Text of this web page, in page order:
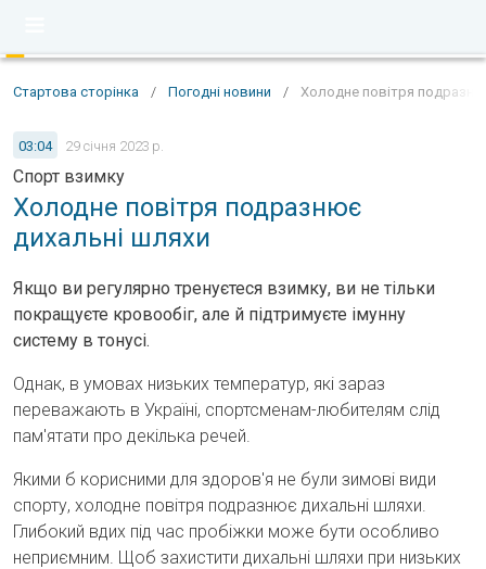
Стартова сторінка / Погодні новини / Холодне повітря
03:04 29 січня 2023 р.
Спорт взимку
Холодне повітря подразнює
дихальні шляхи
Якщо ви регулярно тренуєтеся взимку, ви не тільки
покращуєте кровообіг, але й підтримуєте імунну
систему в тонусі.
Однак, в умовах низьких температур, які зараз
переважають в Україні, спортсменам-любителям слід
пам'ятати про декілька речей.
Якими б корисними для здоров'я не були зимові види
спорту, холодне повітря подразнює дихальні шляхи.
Глибокий вдих під час пробіжки може бути особливо
неприємним. Щоб захистити дихальні шляхи при низьких